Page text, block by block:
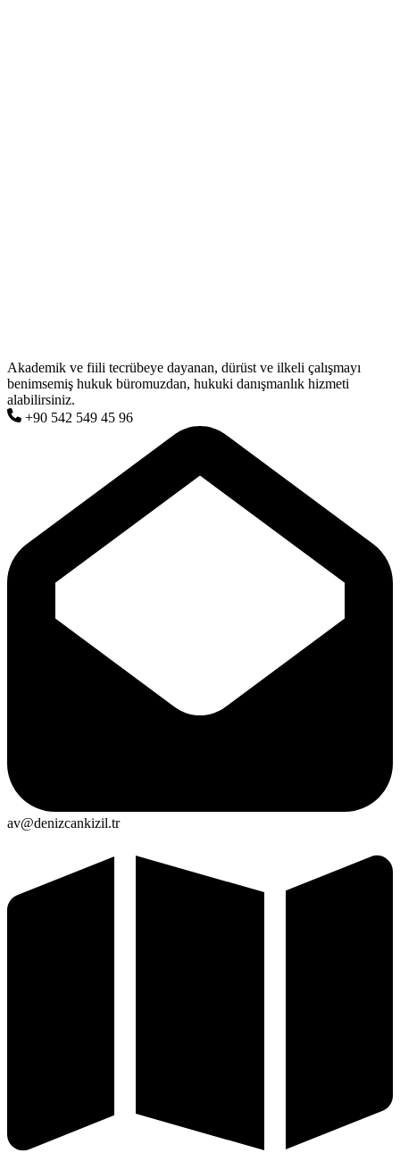
Akademik ve fiili tecrübeye dayanan, dürüst ve ilkeli çalışmayı
benimsemiş hukuk büromuzdan, hukuki danışmanlık hizmeti
alabilirsiniz.
+90 542 549 45 96
av@denizcankizil.tr